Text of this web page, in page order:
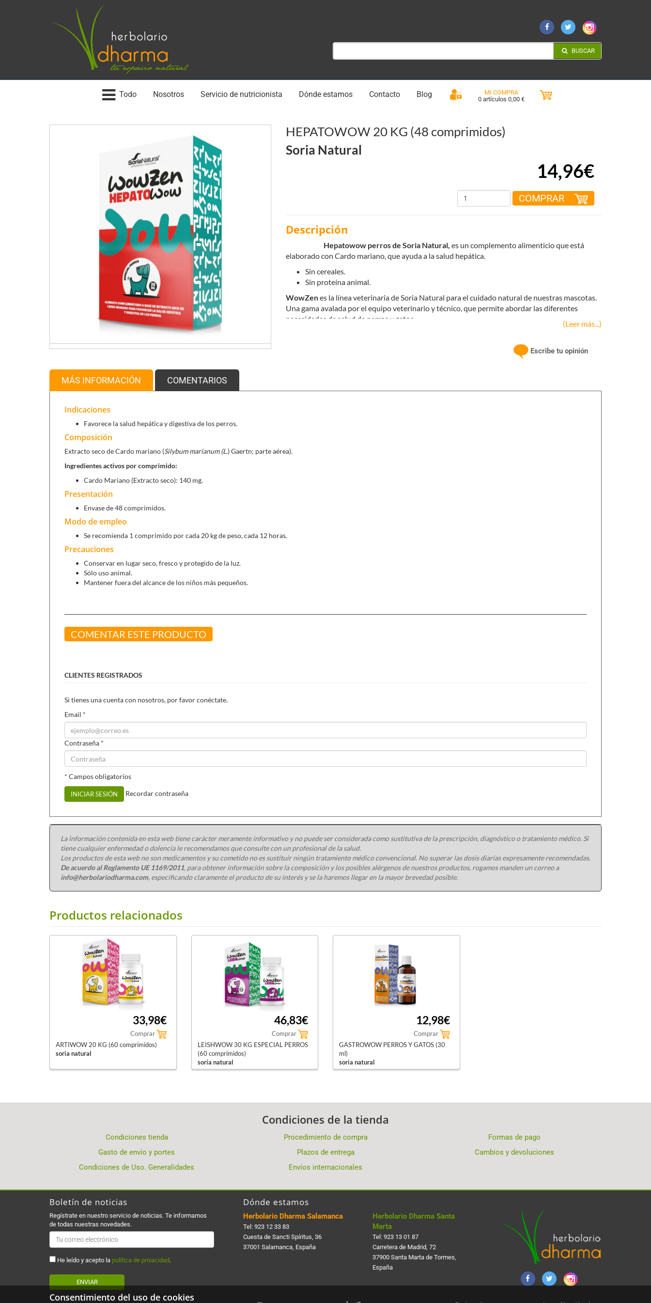
BUSCAR
Todo Nosotros Servicio de nutricionista Dónde estamos Contacto Blog
MI COMPRA
0 artículos 0,00 €
HEPATOWOW 20 KG (48 comprimidos)
Soria Natural
14,96€
COMPRAR
Descripción
Hepatowow perros de Soria Natural, es un complemento alimenticio que está
elaborado con Cardo mariano, que ayuda a la salud hepática.
Sin cereales.
Sin proteína animal.
WowZenes la línea veterinaria de Soria Natural para el cuidado natural de nuestras mascotas.
Una gama avalada por el equipo veterinario y técnico, que permite abordar las diferentes
necesidades de salud de perros y gatos.
(Leer más...)
Escribe tu opinión
MÁS INFORMACIÓN COMENTARIOS
Indicaciones
Favorece la salud hepática y digestiva de los perros.
Composición
Extracto seco de Cardo mariano (Silybum marianum (L.) Gaertn; parte aérea).
Ingredientes activos por comprimido:
Cardo Mariano (Extracto seco): 140 mg.
Presentación
Envase de 48 comprimidos.
Modo de empleo
Se recomienda 1 comprimido por cada 20 kg de peso, cada 12 horas.
Precauciones
Conservar en lugar seco, fresco y protegido de la luz.
Sólo uso animal.
Mantener fuera del alcance de los niños más pequeños.
COMENTAR ESTE PRODUCTO
CLIENTES REGISTRADOS
Si tienes una cuenta con nosotros, por favor conéctate.
Email *
Contraseña *
* Campos obligatorios
INICIAR SESIÓN Recordar contraseña
La información contenida en esta web tiene carácter meramente informativo y no puede ser considerada como sustitutiva de la prescripción, diagnóstico o tratamiento médico. Si
tiene cualquier enfermedad o dolencia le recomendamos que consulte con un profesional de la salud.
Los productos de esta web no son medicamentos y su cometido no es sustituir ningún tratamiento médico convencional. No superar las dosis diarias expresamente recomendadas.
De acuerdo al Reglamento UE 1169/2011, para obtener información sobre la composición y los posibles alérgenos de nuestros productos, rogamos manden un correo a
info@herbolariodharma.com, especificando claramente el producto de su interés y se la haremos llegar en la mayor brevedad posible.
Productos relacionados
33,98€
Comprar
ARTIWOW 20 KG (60 comprimidos)
soria natural
46,83€
Comprar
LEISHWOW 30 KG ESPECIAL PERROS
(60 comprimidos)
soria natural
12,98€
Comprar
GASTROWOW PERROS Y GATOS (30
ml)
soria natural
Condiciones de la tienda
Condiciones tienda Procedimiento de compra
Formas de pago
Gasto de envío y portes
Plazos de entrega
Cambios y devoluciones
Condiciones de Uso. Generalidades
Envíos internacionales
Boletín de noticias
Regístrate en nuestro servicio de noticias. Te informamos
de todas nuestras novedades.
He leído y acepto la política de privacidad .
ENVIAR
Dónde estamos
Herbolario Dharma Salamanca
Tel: 923 12 33 83
Cuesta de Sancti Spí­ritus, 36
37001 Salamanca, España
Herbolario Dharma Santa
Marta
Tel: 923 13 01 87
Carretera de Madrid, 72
37900 Santa Marta de Tormes,
España
Consentimiento del uso de cookies